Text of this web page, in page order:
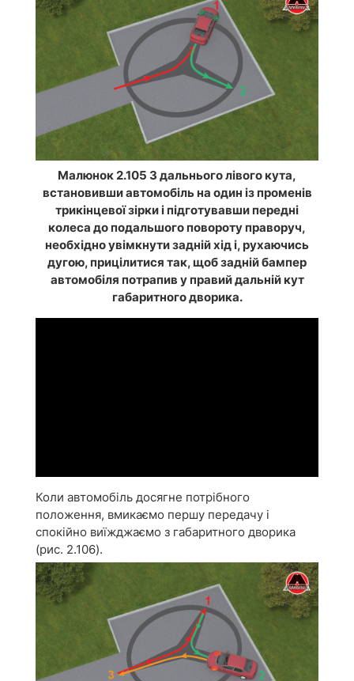
Малюнок 2.105 З дальнього лівого кута,
встановивши автомобіль на один із променів
трикінцевої зірки і підготувавши передні
колеса до подальшого повороту праворуч,
необхідно увімкнути задній хід і, рухаючись
дугою, прицілитися так, щоб задній бампер
автомобіля потрапив у правий дальній кут
габаритного дворика.
Коли автомобіль досягне потрібного
положення, вмикаємо першу передачу і
спокійно виїжджаємо з габаритного дворика
(рис. 2.106).